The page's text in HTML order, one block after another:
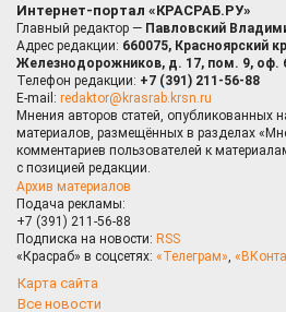
Интернет-портал «КРАСРАБ.РУ»
Главный редактор — Павловский
Адрес редакции: 660075, Красноярский
Железнодорожников, д. 17, пом. 9, оф.
Телефон редакции: +7 (391) 211-56-88
E-mail: redaktor@krasrab.krsn.ru
Мнения авторов статей, опубликованных
материалов, размещённых в разделах
комментариев пользователей к
с позицией редакции.
Архив материалов
Подача рекламы:
+7 (391) 211-56-88
Подписка на новости: RSS
«Красраб» в соцсетях: «Телеграм»,
Карта сайта
Все новости